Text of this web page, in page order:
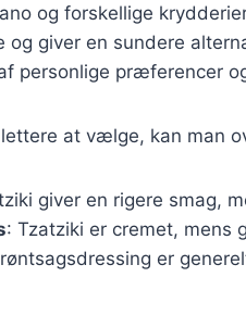
og forskellige
og giver en sundere
personlige præferencer
at vælge, kan man
giver en rigere smag,
: Tzatziki er cremet, mens
er